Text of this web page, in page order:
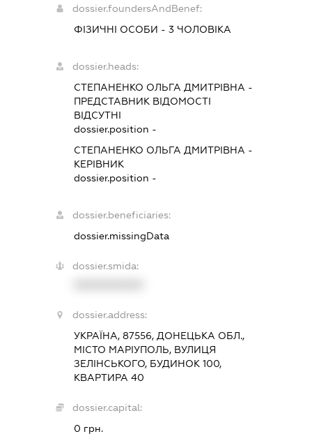
dossier.foundersAndBenef:
ФІЗИЧНІ ОСОБИ - 3 ЧОЛОВІКА
dossier.heads:
СТЕПАНЕНКО ОЛЬГА ДМИТРІВНА -
ПРЕДСТАВНИК ВІДОМОСТІ
ВІДСУТНІ
dossier.position -
СТЕПАНЕНКО ОЛЬГА ДМИТРІВНА -
КЕРІВНИК
dossier.position -
dossier.beneficiaries:
dossier.missingData
dossier.smida:
dossier.address:
УКРАЇНА, 87556, ДОНЕЦЬКА ОБЛ.,
МІСТО МАРІУПОЛЬ, ВУЛИЦЯ
ЗЕЛІНСЬКОГО, БУДИНОК 100,
КВАРТИРА 40
dossier.capital:
0 грн.